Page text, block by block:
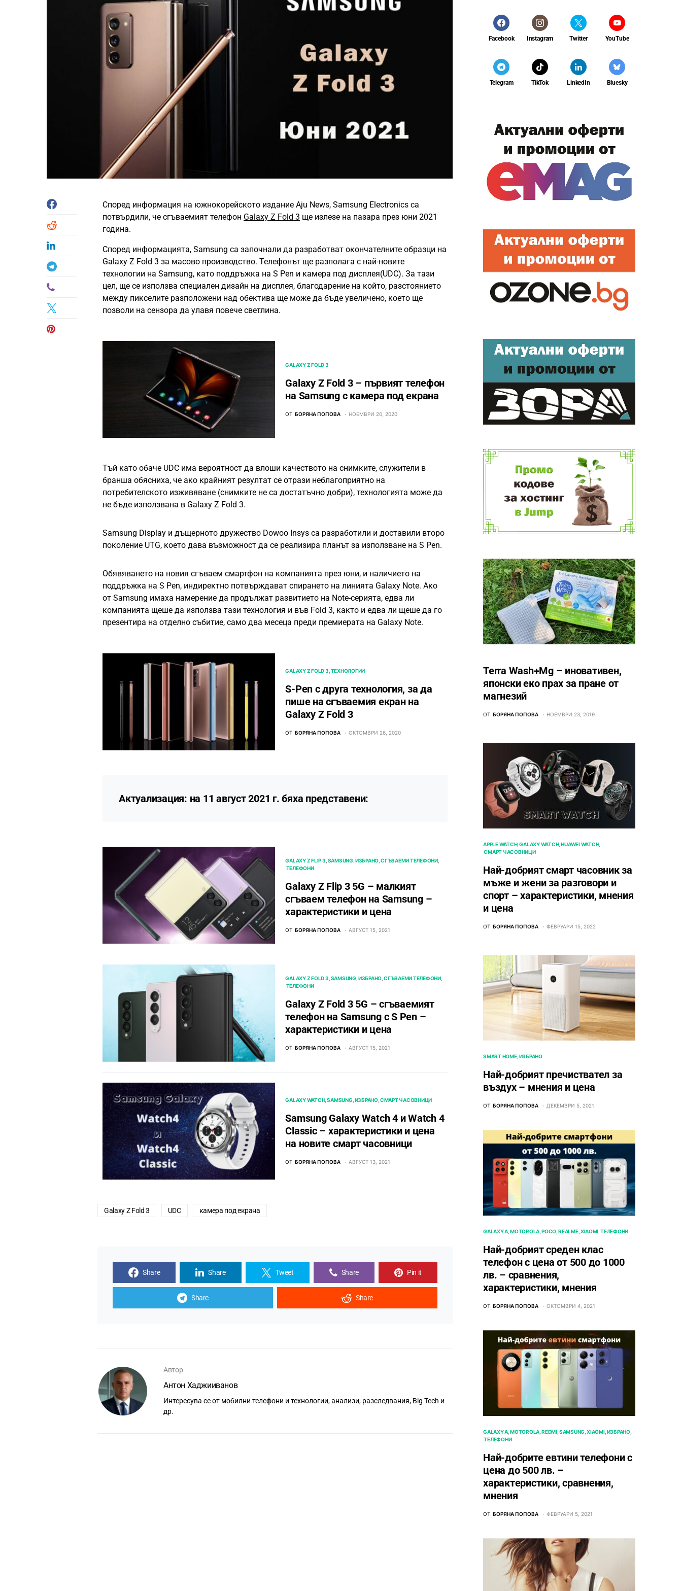
Според информация на южнокорейското издание Aju News, Samsung Electronics са
потвърдили, че сгъваемият телефон Galaxy Z Fold 3 ще излезе на пазара през юни 2021
година.
Според информацията, Samsung са започнали да разработват окончателните образци на
Galaxy Z Fold 3 за масово производство. Телефонът ще разполага с най-новите
технологии на Samsung, като поддръжка на S Pen и камера под дисплея(UDC). За тази
цел, ще се използва специален дизайн на дисплея, благодарение на който, разстоянието
между пикселите разположени над обектива ще може да бъде увеличено, което ще
позволи на сензора да улавя повече светлина.
GALAXY Z FOLD 3
Galaxy Z Fold 3 – първият телефон
на Samsung с камера под екрана
ОТ БОРЯНА ПОПОВА НОЕМВРИ 20, 2020
Тъй като обаче UDC има вероятност да влоши качеството на снимките, служители в
бранша обясниха, че ако крайният резултат се отрази неблагоприятно на
потребителското изживяване (снимките не са достатъчно добри), технологията може да
не бъде използвана в Galaxy Z Fold 3.
Samsung Display и дъщерното дружество Dowoo Insys са разработили и доставили второ
поколение UTG, което дава възможност да се реализира планът за използване на S Pen.
Обявяването на новия сгъваем смартфон на компанията през юни, и наличието на
поддръжка на S Pen, индиректно потвърждават спирането на линията Galaxy Note. Ако
от Samsung имаха намерение да продължат развитието на Notе-серията, едва ли
компанията щеше да използва тази технология и във Fold 3, както и едва ли щеше да го
презентира на отделно събитие, само два месеца преди премиерата на Galaxy Note.
GALAXY Z FOLD 3 ТЕХНОЛОГИИ
S-Pen с друга технология, за да
пише на сгъваемия екран на
Galaxy Z Fold 3
ОТ БОРЯНА ПОПОВА ОКТОМВРИ 26, 2020
Актуализация: на 11 август 2021 г. бяха представени:
GALAXY Z FLIP 3 SAMSUNG ИЗБРАНО СГЪВАЕМИ ТЕЛЕФОНИ
ТЕЛЕФОНИ
Galaxy Z Flip 3 5G – малкият
сгъваем телефон на Samsung –
характеристики и цена
ОТ БОРЯНА ПОПОВА АВГУСТ 15, 2021
GALAXY Z FOLD 3 SAMSUNG ИЗБРАНО СГЪВАЕМИ ТЕЛЕФОНИ
ТЕЛЕФОНИ
Galaxy Z Fold 3 5G – сгъваемият
телефон на Samsung с S Pen –
характеристики и цена
ОТ БОРЯНА ПОПОВА АВГУСТ 15, 2021
GALAXY WATCH SAMSUNG ИЗБРАНО СМАРТ ЧАСОВНИЦИ
Samsung Galaxy Watch 4 и Watch 4
Classic – характеристики и цена
на новите смарт часовници
ОТ БОРЯНА ПОПОВА АВГУСТ 13, 2021
Galaxy Z Fold 3 UDC камера под екрана
Share Share Tweet Share Pin it
Share Share
Автор
Антон Хаджииванов
Интересува се от мобилни телефони и технологии, анализи, разследвания, Big Tech и
др.
Facebook Instagram Twitter YouTube
Telegram TikTok LinkedIn Bluesky
Terra Wash+Mg – иновативен,
японски еко прах за пране от
магнезий
ОТ БОРЯНА ПОПОВА НОЕМВРИ 23, 2019
APPLE WATCH GALAXY WATCH HUAWEI WATCH
СМАРТ ЧАСОВНИЦИ
Най-добрият смарт часовник за
мъже и жени за разговори и
спорт – характеристики, мнения
и цена
ОТ БОРЯНА ПОПОВА ФЕВРУАРИ 15, 2022
SMART HOME ИЗБРАНО
Най-добрият пречиствател за
въздух – мнения и цена
ОТ БОРЯНА ПОПОВА ДЕКЕМВРИ 5, 2021
GALAXY A MOTOROLA POCO REALME XIAOMI ТЕЛЕФОНИ
Най-добрият среден клас
телефон с цена от 500 до 1000
лв. – сравнения,
характеристики, мнения
ОТ БОРЯНА ПОПОВА ОКТОМВРИ 4, 2021
GALAXY A MOTOROLA REDMI SAMSUNG XIAOMI ИЗБРАНО
ТЕЛЕФОНИ
Най-добрите евтини телефони с
ценa до 500 лв. –
характeристики, сравнения,
мнения
ОТ БОРЯНА ПОПОВА ФЕВРУАРИ 5, 2021